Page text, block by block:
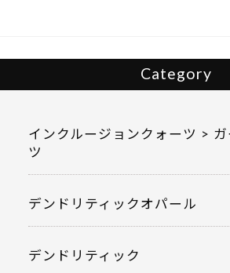
Category
インクルージョンクォーツ >
ツ
デンドリティックオパール
デンドリティック